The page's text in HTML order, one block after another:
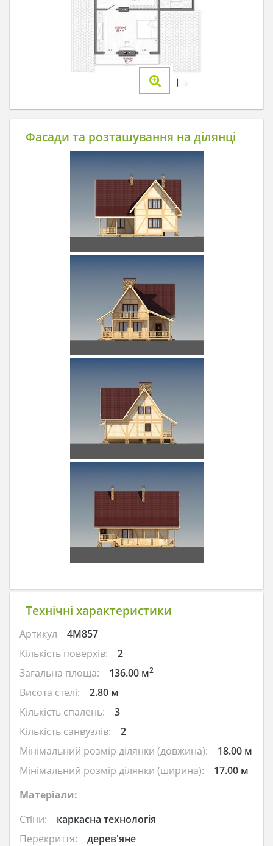
Фасади та розташування на ділянці
Технічні характеристики
Артикул
4M857
Кількість поверхів:
2
Загальна площа:
136.00 м2
Висота стелі:
2.80 м
Кількість спалень:
3
Кількість санвузлів:
2
Мінімальний розмір ділянки (довжина):
18.00 м
Мінімальний розмір ділянки (ширина):
17.00 м
Матеріали:
Стіни:
каркасна технологія
Перекриття:
дерев'яне